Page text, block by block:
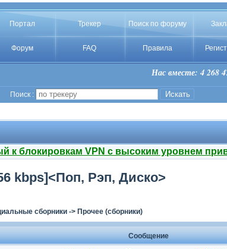
Портал Трекер Поиск по форуму
Форум FAQ Правила
Нас вместе: 4 268
Поиск :
к блокировкам VPN с высоким уровнем
kbps]<Поп, Рэп, Диско>
сборники-> Прочее (сборники)
Сообщение